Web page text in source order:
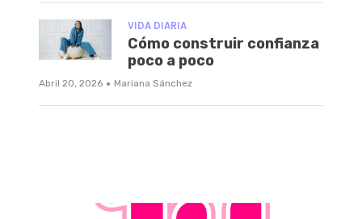
VIDA DIARIA
Cómo construir confianza
poco a poco
Abril 20, 2026 · Mariana Sánchez